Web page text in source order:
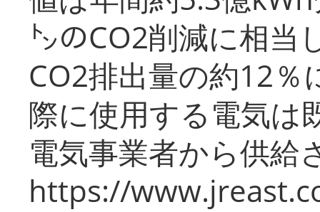
㌧のCO2削減に相当
CO2排出量の約12％
際に使用する電気は
電気事業者から供給
https://